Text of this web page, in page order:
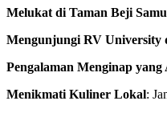
Melukat di Taman Beji
Mengunjungi RV University
Pengalaman Menginap
Menikmati Kuliner Lokal: